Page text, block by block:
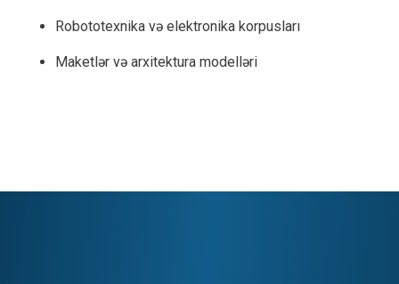
Robototexnika və elektronika korpusları
Maketlər və arxitektura modelləri